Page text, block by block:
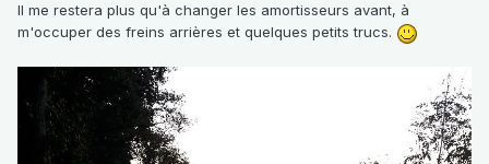
Il me restera plus qu'à changer les amortisseurs avant, à
m'occuper des freins arrières et quelques petits trucs.